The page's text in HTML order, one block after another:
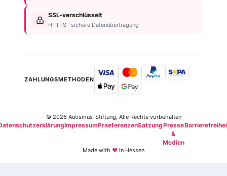
Einrichtungsübersicht
Vorteile
SSL-verschlüsselt
HTTPS · sichere Datenübertragung
ZAHLUNGSMETHODEN
© 2026 Autismus-Stiftung, Alle Rechte vorbehalten
ImpressumPraeferenzenSatzungPresse
&
Medien
Made with ♥ in Hessen